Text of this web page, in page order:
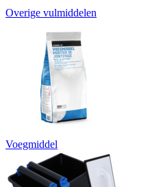
Overige vulmiddelen
Voegmiddel